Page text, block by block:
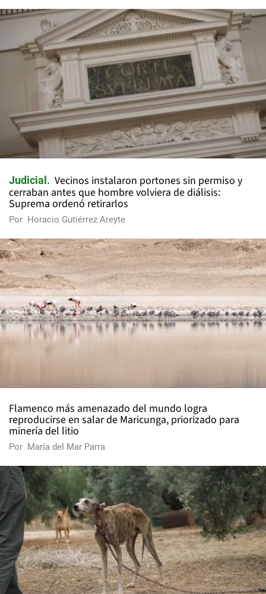
Judicial
Vecinos instalaron portones sin permiso y
cerraban antes que hombre volviera de diálisis:
Suprema ordenó retirarlos
Por Horacio Gutiérrez Areyte
Flamenco más amenazado del mundo logra
reproducirse en salar de Maricunga, priorizado para
minería del litio
Por María del Mar Parra